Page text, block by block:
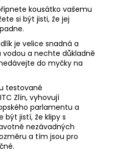
kousátko vašemu
si být jisti, že jej
je velice snadná a
a nechte důkladně
do myčky na
testované
Zlín, vyhovují
parlamentu a
být jistí, že klipy s
nezávadných
a tím jsou pro